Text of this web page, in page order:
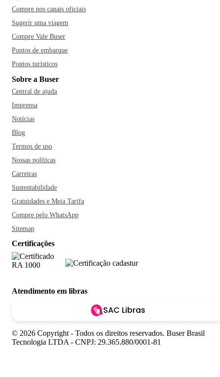
Compre nos canais oficiais
Sugerir uma viagem
Compre Vale Buser
Pontos de embarque
Pontos turísticos
Sobre a Buser
Central de ajuda
Imprensa
Notícias
Blog
Termos de uso
Nossas políticas
Carreiras
Sustentabilidade
Gratuidades e Meia Tarifa
Compre pelo WhatsApp
Sitemap
Certificações
Atendimento em libras
SAC Libras
© 2026 Copyright - Todos os direitos reservados. Buser Brasil
Tecnologia LTDA - CNPJ: 29.365.880/0001-81